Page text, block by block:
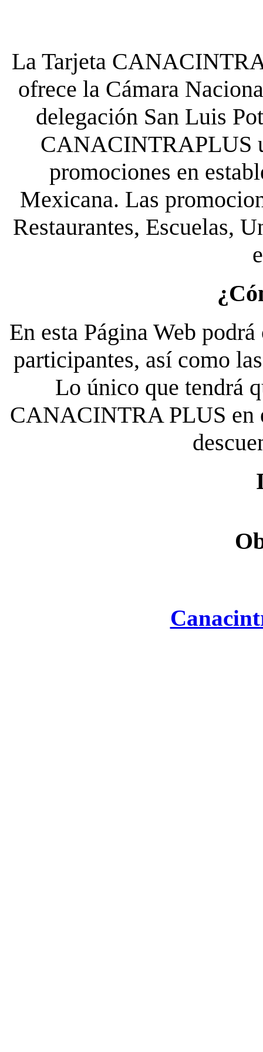
La Tarjeta
ofrece la Cámara
delegación San Luis
CANACINTRAPLUS
promociones en
Mexicana. Las
Restaurantes, Escuelas,
En esta Página Web
participantes, así como
Lo único que tendrá
CANACINTRA PLUS en